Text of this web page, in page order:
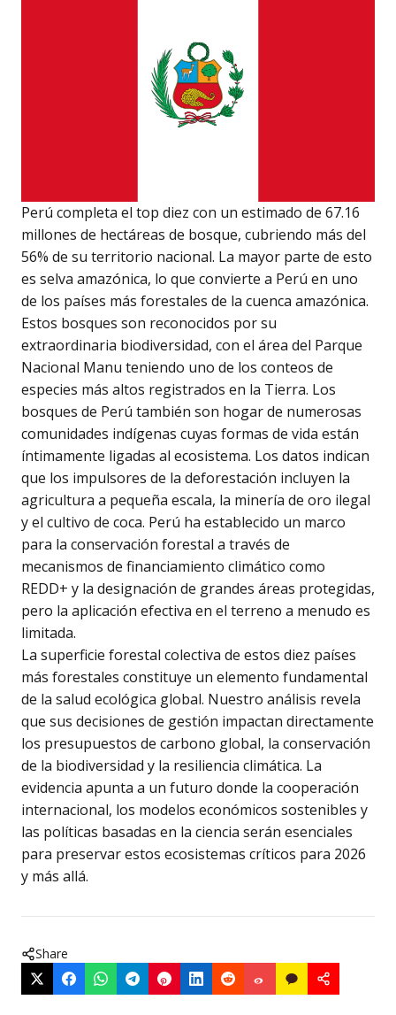
Perú completa el top diez con un estimado de 67.16
millones de hectáreas de bosque, cubriendo más del
56% de su territorio nacional. La mayor parte de esto
es selva amazónica, lo que convierte a Perú en uno
de los países más forestales de la cuenca amazónica.
Estos bosques son reconocidos por su
extraordinaria biodiversidad, con el área del Parque
Nacional Manu teniendo uno de los conteos de
especies más altos registrados en la Tierra. Los
bosques de Perú también son hogar de numerosas
comunidades indígenas cuyas formas de vida están
íntimamente ligadas al ecosistema. Los datos indican
que los impulsores de la deforestación incluyen la
agricultura a pequeña escala, la minería de oro ilegal
y el cultivo de coca. Perú ha establecido un marco
para la conservación forestal a través de
mecanismos de financiamiento climático como
REDD+ y la designación de grandes áreas protegidas,
pero la aplicación efectiva en el terreno a menudo es
limitada.
La superficie forestal colectiva de estos diez países
más forestales constituye un elemento fundamental
de la salud ecológica global. Nuestro análisis revela
que sus decisiones de gestión impactan directamente
los presupuestos de carbono global, la conservación
de la biodiversidad y la resiliencia climática. La
evidencia apunta a un futuro donde la cooperación
internacional, los modelos económicos sostenibles y
las políticas basadas en la ciencia serán esenciales
para preservar estos ecosistemas críticos para 2026
y más allá.
Share